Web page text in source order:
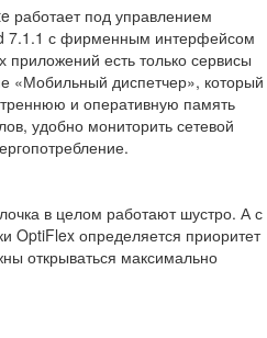
работает под управлением
7.1.1 с фирменным интерфейсом
есть только сервисы
«Мобильный диспетчер», который
и оперативную память
удобно мониторить сетевой
в целом работают шустро. А с
OptiFlex определяется приоритет
открываться максимально